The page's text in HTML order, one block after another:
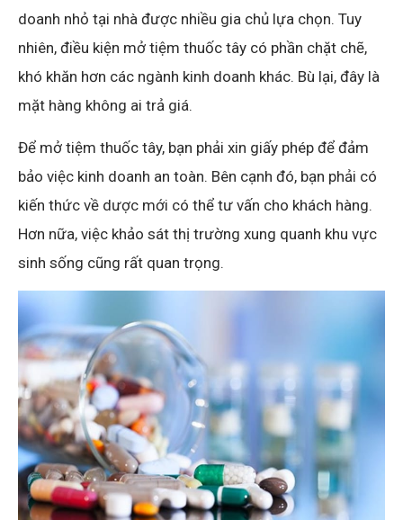
doanh nhỏ tại nhà được nhiều gia chủ lựa chọn. Tuy
nhiên, điều kiện mở tiệm thuốc tây có phần chặt chẽ,
khó khăn hơn các ngành kinh doanh khác. Bù lại, đây là
mặt hàng không ai trả giá.
Để mở tiệm thuốc tây, bạn phải xin giấy phép để đảm
bảo việc kinh doanh an toàn. Bên cạnh đó, bạn phải có
kiến thức về dược mới có thể tư vấn cho khách hàng.
Hơn nữa, việc khảo sát thị trường xung quanh khu vực
sinh sống cũng rất quan trọng.